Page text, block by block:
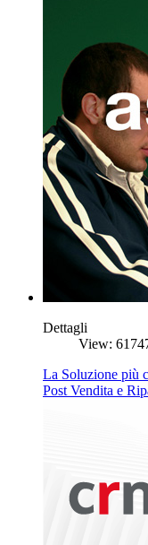
Dettagli
View:
La Soluzione più
Post Vendita e